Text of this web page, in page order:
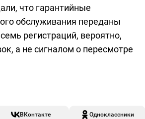
что гарантийные
обслуживания переданы
регистраций, вероятно,
а не сигналом о пересмотре
ВКонтакте Одноклассники